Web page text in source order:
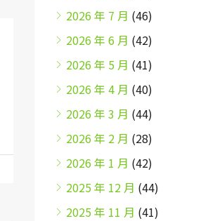
2026 年 7 月 (46)
2026 年 6 月 (42)
2026 年 5 月 (41)
2026 年 4 月 (40)
2026 年 3 月 (44)
2026 年 2 月 (28)
2026 年 1 月 (42)
2025 年 12 月 (44)
2025 年 11 月 (41)